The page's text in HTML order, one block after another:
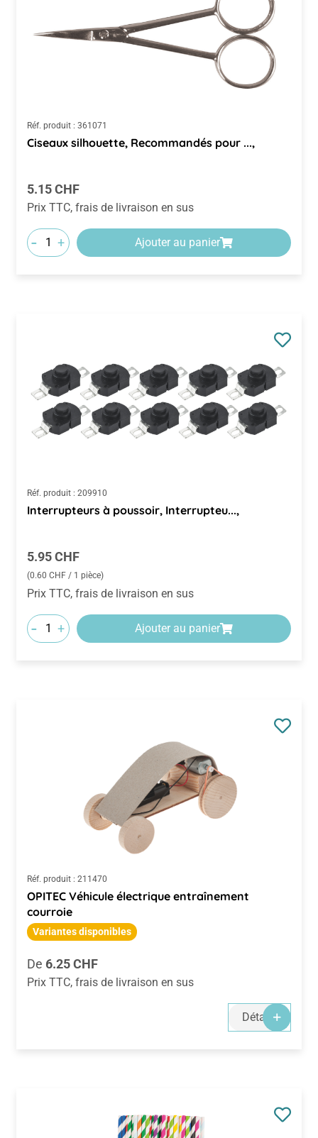
Réf. produit : 361071
Ciseaux silhouette, Recommandés pour ...,
Prix régulier :
5.15 CHF
Prix TTC, frais de livraison en sus
- + Ajouter au panier
Réf. produit : 209910
Interrupteurs à poussoir, Interrupteu...,
Prix régulier :
5.95 CHF
(0.60 CHF / 1 pièce)
Prix TTC, frais de livraison en sus
- + Ajouter au panier
Réf. produit : 211470
OPITEC Véhicule électrique entraînement
courroie
Variantes disponibles
Prix régulier :
De 6.25 CHF
Prix TTC, frais de livraison en sus
Détails